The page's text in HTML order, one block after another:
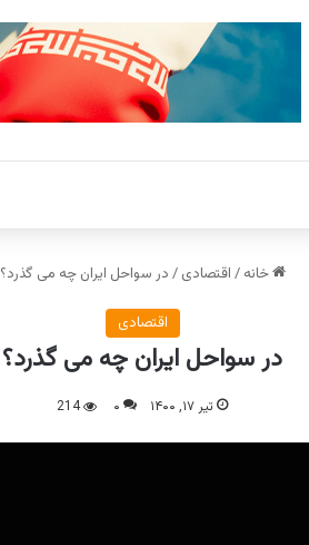
خانه / اقتصادی / در سواحل ایران چه می گذرد؟
اقتصادی
در سواحل ایران چه می گذرد؟
تیر ۱۷, ۱۴۰۰ ۰ 214